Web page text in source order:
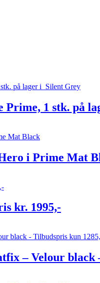
Prime, 1 stk. på
i Prime Mat
kr. 1995,-
– Velour black